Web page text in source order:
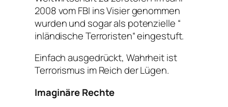
2008 vom FBI ins Visier genommen
wurden und sogar als potenzielle “
inländische Terroristen“ eingestuft.
Einfach ausgedrückt, Wahrheit ist
Terrorismus im Reich der Lügen.
Imaginäre Rechte